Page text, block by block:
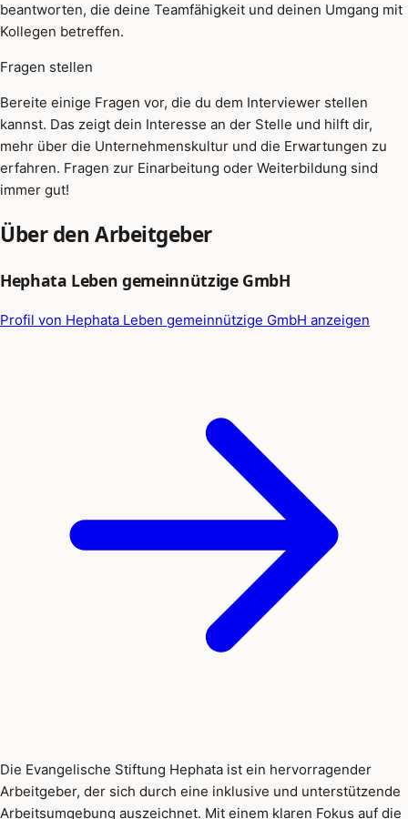
beantworten, die deine Teamfähigkeit und deinen Umgang mit
Kollegen betreffen.
Fragen stellen
Bereite einige Fragen vor, die du dem Interviewer stellen
kannst. Das zeigt dein Interesse an der Stelle und hilft dir,
mehr über die Unternehmenskultur und die Erwartungen zu
erfahren. Fragen zur Einarbeitung oder Weiterbildung sind
immer gut!
Über den Arbeitgeber
Hephata Leben gemeinnützige GmbH
Profil von Hephata Leben gemeinnützige GmbH anzeigen
Die Evangelische Stiftung Hephata ist ein hervorragender
Arbeitgeber, der sich durch eine inklusive und unterstützende
Arbeitsumgebung auszeichnet. Mit einem klaren Fokus auf die